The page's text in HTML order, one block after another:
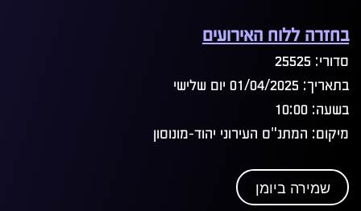
בחזרה ללוח האירועים
סדורי: 25525
בתאריך: 01/04/2025 יום שלישי
בשעה: 10:00
מיקום: המתנ"ס העירוני יהוד-מונוסון
שמירה ביומן